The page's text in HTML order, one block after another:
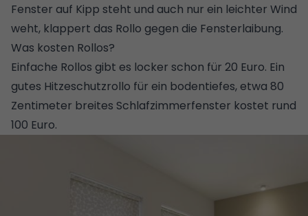
Fenster auf Kipp steht und auch nur ein leichter Wind
weht, klappert das Rollo gegen die Fensterlaibung.
Was kosten Rollos?
Einfache Rollos gibt es locker schon für 20 Euro. Ein
gutes Hitzeschutzrollo für ein bodentiefes, etwa 80
Zentimeter breites Schlafzimmerfenster kostet rund
100 Euro.